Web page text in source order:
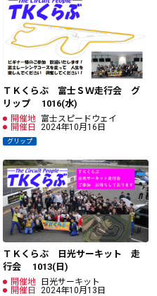
ＴＫくらぶ 富士ＳＷ走行会 グ
リップ 1016(水)
開催地 富士スピードウェイ
開催日
2024年10月16日
グリップ
ＴＫくらぶ 日光サーキット 走
行会 1013(日)
開催地 日光サーキット
開催日
2024年10月13日